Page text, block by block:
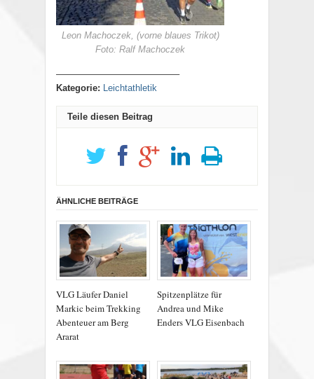
Leon Machoczek, (vorne blaues Trikot)
Foto: Ralf Machoczek
—————————————–
Kategorie: Leichtathletik
Teile diesen Beitrag
ÄHNLICHE BEITRÄGE
VLG Läufer Daniel
Markic beim Trekking
Abenteuer am Berg
Ararat
Spitzenplätze für
Andrea und Mike
Enders VLG Eisenbach